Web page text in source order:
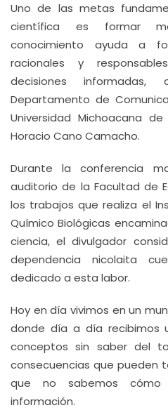
Uno de las metas
científica es formar
conocimiento ayuda a
racionales y
decisiones
Departamento de
Universidad Michoacana
Horacio Cano Camacho.
Durante la conferencia
auditorio de la Facultad de
los trabajos que realiza el
Químico Biológicas
ciencia, el divulgador
dependencia nicolaita
dedicado a esta labor.
Hoy en día vivimos en un
donde día a día recibimos
conceptos sin saber del
consecuencias que pueden
que no sabemos
información.